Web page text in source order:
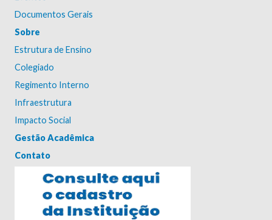
Documentos Gerais
Sobre
Estrutura de Ensino
Colegiado
Regimento Interno
Infraestrutura
Impacto Social
Gestão Acadêmica
Contato